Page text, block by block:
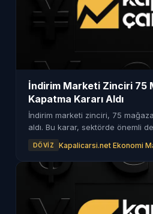
İndirim Marketi Zinciri 75
Kapatma Kararı Aldı
İndirim marketi zinciri, 75
aldı. Bu karar, sektörde önemli
DÖVIZ Kapalicarsi.net Ekonomi